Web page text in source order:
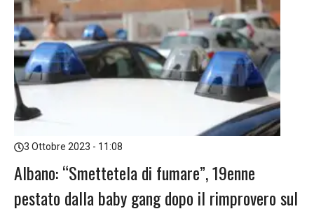
3 Ottobre 2023 - 11:08
Albano: “Smettetela di fumare”, 19enne
pestato dalla baby gang dopo il rimprovero sul